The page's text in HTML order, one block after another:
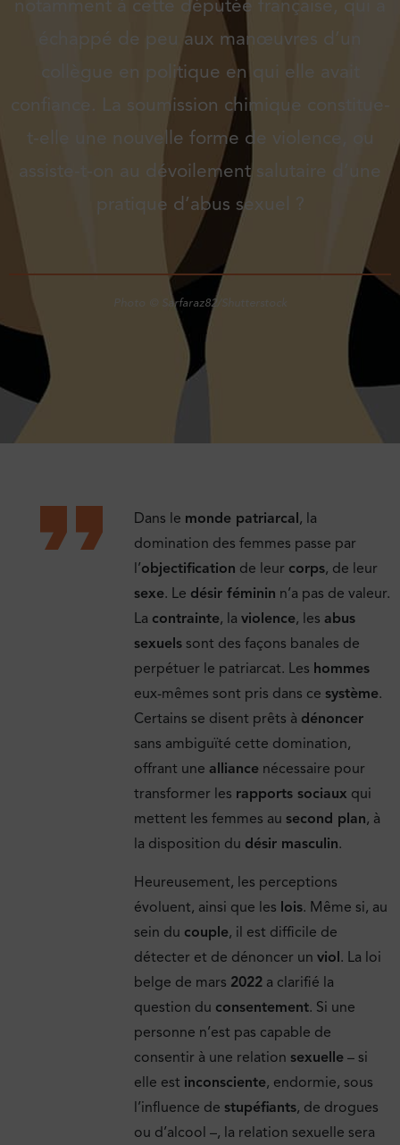
notamment à cette députée française, qui a
échappé de peu aux manœuvres d’un
collègue en politique en qui elle avait
confiance. La soumission chimique constitue-
t-elle une nouvelle forme de violence, ou
assiste-t-on au dévoilement salutaire d’une
pratique d’abus sexuel ?
Photo © Sarfaraz82/Shutterstock
Dans le monde patriarcal, la
domination des femmes passe par
l’objectification de leur corps, de leur
sexe. Le désir féminin n’a pas de valeur.
La contrainte, la violence, les abus
sexuels sont des façons banales de
perpétuer le patriarcat. Les hommes
eux-mêmes sont pris dans ce système.
Certains se disent prêts à dénoncer
sans ambiguïté cette domination,
offrant une alliance nécessaire pour
transformer les rapports sociaux qui
mettent les femmes au second plan, à
la disposition du désir masculin.
Heureusement, les perceptions
évoluent, ainsi que les lois. Même si, au
sein du couple, il est difficile de
détecter et de dénoncer un viol. La loi
belge de mars 2022 a clarifié la
question du consentement. Si une
personne n’est pas capable de
consentir à une relation sexuelle – si
elle est inconsciente, endormie, sous
l’influence de stupéfiants, de drogues
ou d’alcool –, la relation sexuelle sera